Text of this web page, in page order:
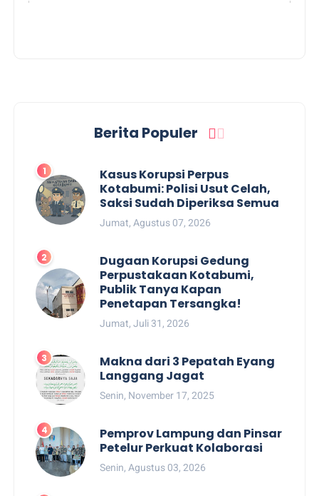
Berita Populer
Kasus Korupsi Perpus
Kotabumi: Polisi Usut Celah,
Saksi Sudah Diperiksa Semua
Jumat, Agustus 07, 2026
Dugaan Korupsi Gedung
Perpustakaan Kotabumi,
Publik Tanya Kapan
Penetapan Tersangka!
Jumat, Juli 31, 2026
Makna dari 3 Pepatah Eyang
Langgang Jagat
Senin, November 17, 2025
Pemprov Lampung dan Pinsar
Petelur Perkuat Kolaborasi
Senin, Agustus 03, 2026